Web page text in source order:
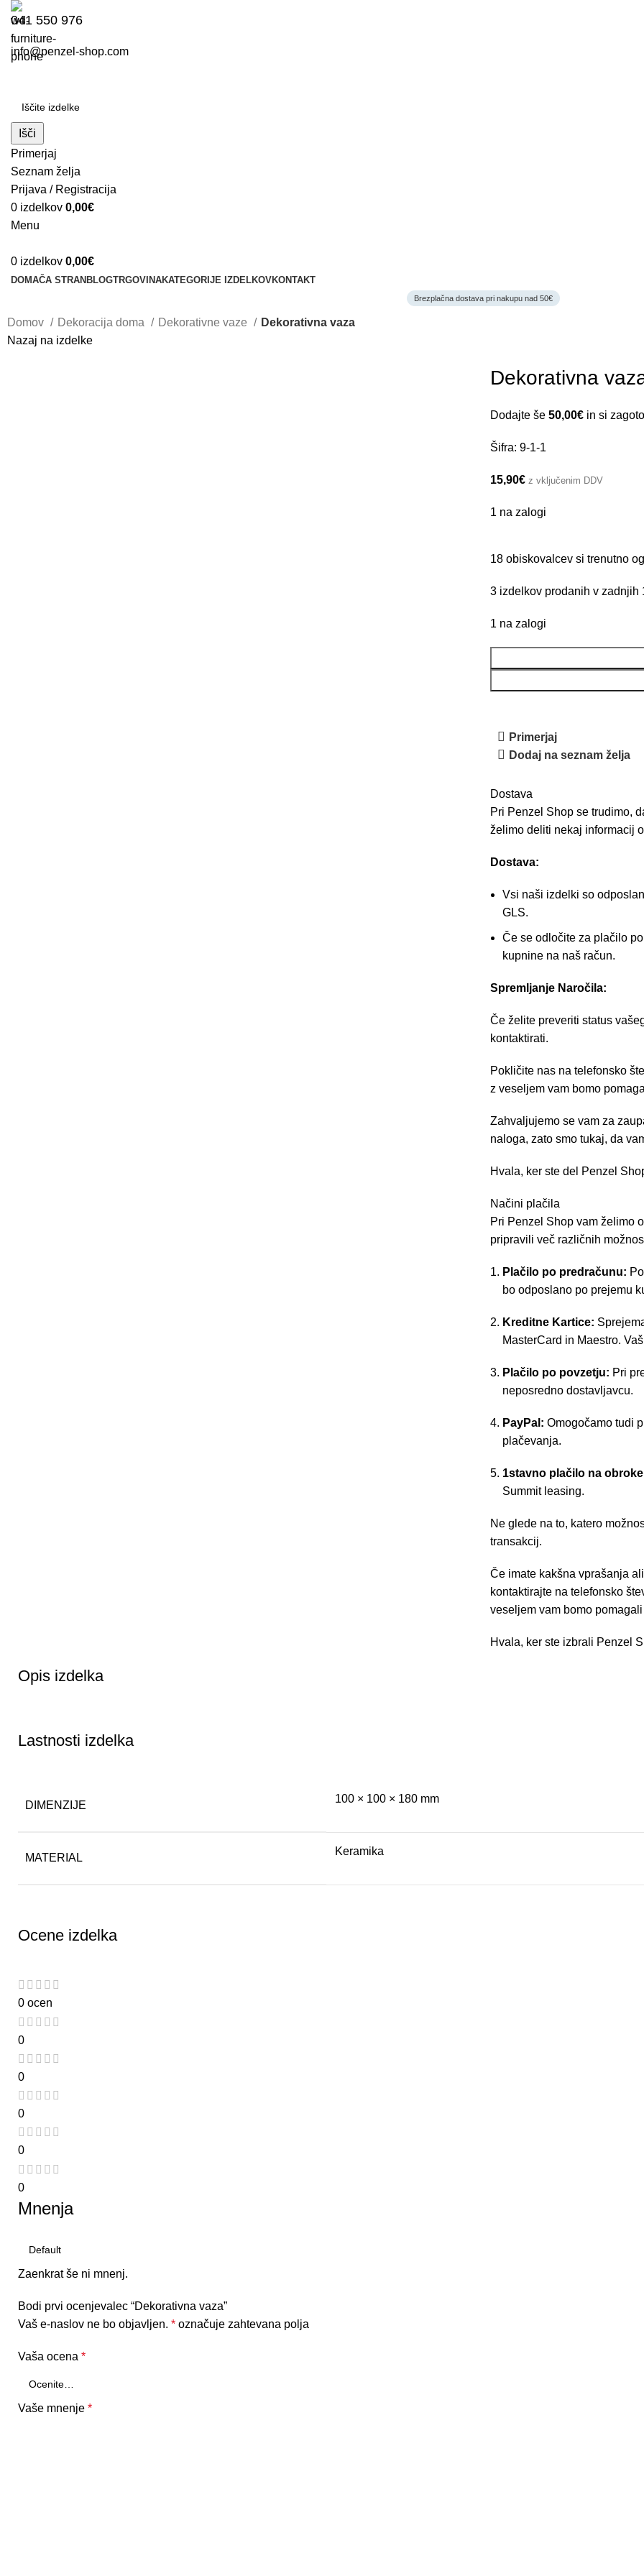
041 550 976
info@penzel-shop.com
Išči
Primerjaj
Seznam želja
Prijava / Registracija
0 izdelkov 0,00€
Menu
0 izdelkov 0,00€
DOMAČA STRAN BLOGTRGOVINAKATEGORIJE IZDELKOVKONTAKT
Brezplačna dostava pri nakupu nad 50€
Domov Dekoracija doma Dekorativne vaze
Dekorativna vaza
Nazaj na izdelke
Dekorativna
Dodajte še 50,00€ in si
Šifra: 9-1-1
15,90€ z vključenim DDV
1 na zalogi
18 obiskovalcev si trenutno
3 izdelkov prodanih v zadnjih
1 na zalogi
Primerjaj
Dodaj na seznam želja
Dostava
Pri Penzel Shop se trudimo,
želimo deliti nekaj informacij
Dostava:
Vsi naši izdelki so
GLS.
Če se odločite za plačilo
kupnine na naš račun.
Spremljanje Naročila:
Če želite preveriti status
kontaktirati.
Pokličite nas na telefonsko
z veseljem vam bomo
Zahvaljujemo se vam za
naloga, zato smo tukaj, da
Hvala, ker ste del Penzel
Načini plačila
Pri Penzel Shop vam želimo
pripravili več različnih
Plačilo po predračunu:
bo odposlano po prejemu
Kreditne Kartice:
MasterCard in Maestro.
Plačilo po povzetju: Pri
neposredno dostavljavcu.
PayPal: Omogočamo tudi
plačevanja.
1stavno plačilo na
Summit leasing.
Ne glede na to, katero
transakcij.
Če imate kakšna vprašanja
kontaktirajte na telefonsko
veseljem vam bomo
Hvala, ker ste izbrali Penzel
Opis izdelka
Lastnosti izdelka
DIMENZIJE
100 × 100 × 180 mm
MATERIAL
Keramika
Ocene izdelka
0 ocen
0
0
0
0
0
Mnenja
Zaenkrat še ni mnenj.
Bodi prvi ocenjevalec “Dekorativna vaza”
Vaš e-naslov ne bo objavljen. * označuje zahtevana polja
Vaša ocena *
Vaše mnenje *